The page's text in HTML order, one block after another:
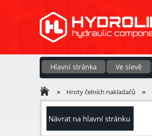
Hlavní stránka Ve slevě
» Hroty čelních nakladačů »
Návrat na hlavní stránku